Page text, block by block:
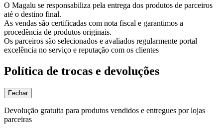
O Magalu se responsabiliza pela entrega dos produtos de parceiros
até o destino final.
As vendas são certificadas com nota fiscal e garantimos a
procedência de produtos originais.
Os parceiros são selecionados e avaliados regularmente portal
excelência no serviço e reputação com os clientes
Política de trocas e devoluções
Fechar
Devolução gratuita para produtos vendidos e entregues por lojas
parceiras